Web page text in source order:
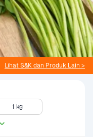
Lihat S&K dan Produk Lain >
1 kg